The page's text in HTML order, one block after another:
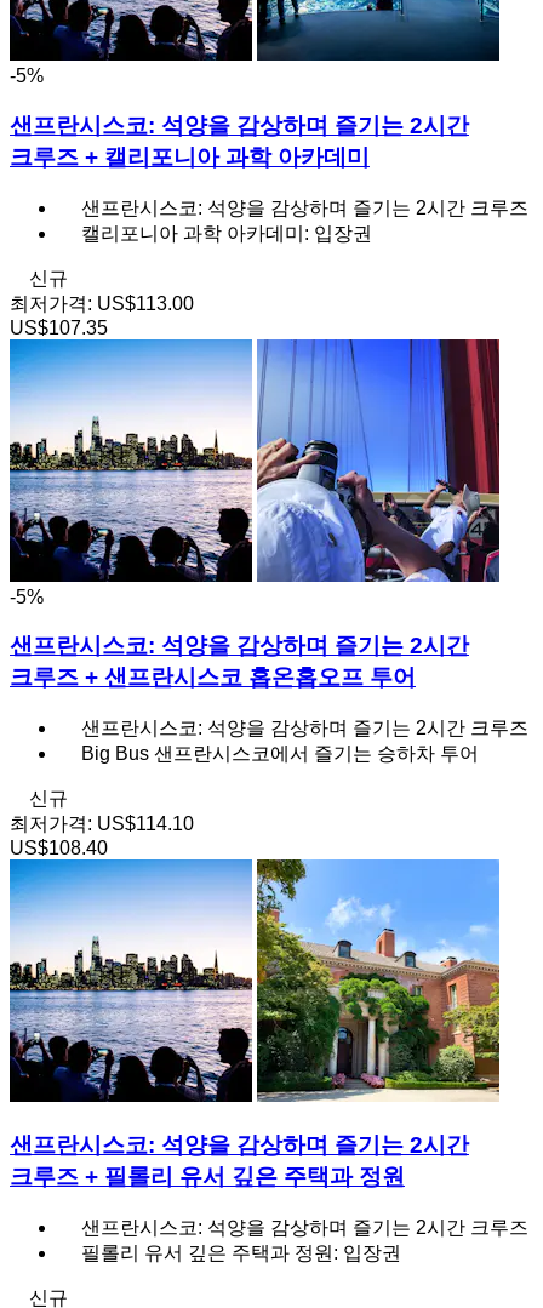
-5%
샌프란시스코: 석양을 감상하며 즐기는 2시간
크루즈 + 캘리포니아 과학 아카데미
샌프란시스코: 석양을 감상하며 즐기는 2시간 크루즈
캘리포니아 과학 아카데미: 입장권
신규
최저가격: US$113.00
US$107.35
-5%
샌프란시스코: 석양을 감상하며 즐기는 2시간
크루즈 + 샌프란시스코 홉온홉오프 투어
샌프란시스코: 석양을 감상하며 즐기는 2시간 크루즈
Big Bus 샌프란시스코에서 즐기는 승하차 투어
신규
최저가격: US$114.10
US$108.40
샌프란시스코: 석양을 감상하며 즐기는 2시간
크루즈 + 필롤리 유서 깊은 주택과 정원
샌프란시스코: 석양을 감상하며 즐기는 2시간 크루즈
필롤리 유서 깊은 주택과 정원: 입장권
신규